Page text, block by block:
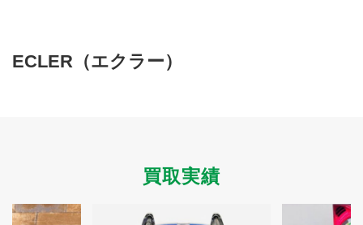
新着情報
プライバシーポリシー
規約・同意書
本人確認書類アップロード
ECLER（エクラー）
買取実績